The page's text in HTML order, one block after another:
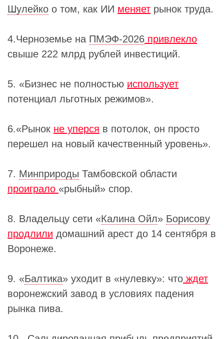
Шулейко о том, как ИИ меняет рынок труда.
4.Черноземье на ПМЭФ-2026 привлекло
свыше 222 млрд рублей инвестиций.
5. «Бизнес не полностью использует
потенциал льготных режимов».
6.«Рынок не уперся в потолок, он просто
перешел на новый качественный уровень».
7. Минприроды Тамбовской области
проиграло «рыбный» спор.
8. Владельцу сети «Калина Ойл» Борисову
продлили домашний арест до 14 сентября в
Воронеже.
9. «Балтика» уходит в «нулевку»: что ждет
воронежский завод в условиях падения
рынка пива.